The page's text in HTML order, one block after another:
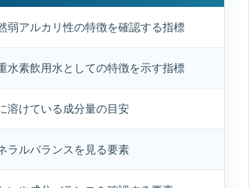
弱アルカリ性の特徴を確認する指標
水素飲用水としての特徴を示す指標
溶けている成分量の目安
ラルバランスを見る要素